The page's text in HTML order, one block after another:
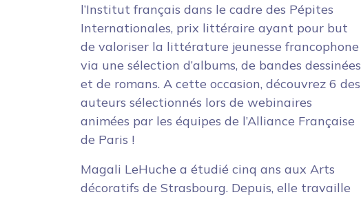
l’Institut français dans le cadre des Pépites
Internationales, prix littéraire ayant pour but
de valoriser la littérature jeunesse francophone
via une sélection d’albums, de bandes dessinées
et de romans. A cette occasion, découvrez 6 des
auteurs sélectionnés lors de webinaires
animées par les équipes de l’Alliance Française
de Paris !
Magali LeHuche a étudié cinq ans aux Arts
décoratifs de Strasbourg. Depuis, elle travaille